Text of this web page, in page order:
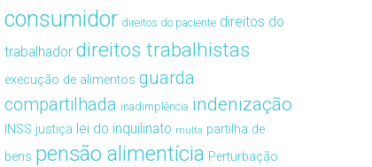
consumidor direitos do paciente direitos do
trabalhador direitos trabalhistas
execução de alimentos guarda
compartilhada inadimplência indenização
INSS justiça lei do inquilinato multa partilha de
bens pensão alimentícia Perturbação